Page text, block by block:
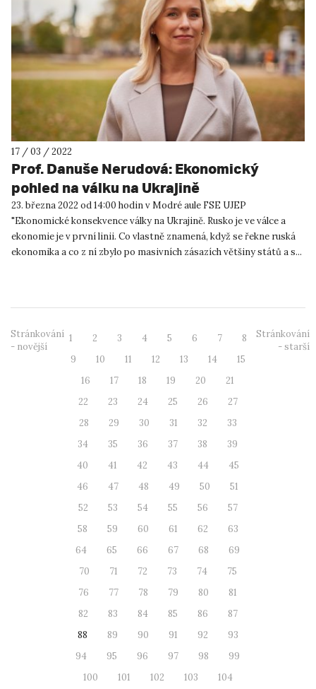
17 / 03 / 2022
Prof. Danuše Nerudová: Ekonomický
pohled na válku na Ukrajině
23. března 2022 od 14:00 hodin v Modré aule FSE UJEP
"Ekonomické konsekvence války na Ukrajině. Rusko je ve válce a
ekonomie je v první linii. Co vlastně znamená, když se řekne ruská
ekonomika a co z ní zbylo po masivních zásazích většiny států a s...
Stránkování
- novější
1 2 3 4 5 6 7
8
9
10 11 12 13 14
15
16
17 18 19 20
21
22
23 24 25 26
27
28
29 30 31 32
33
34
35 36 37 38
39
40
41 42 43 44
45
46
47 48 49 50
51
52
53 54 55 56
57
58
59 60 61 62
63
64
65 66 67 68
69
70
71 72 73 74
75
76
77 78 79 80
81
82
83 84 85 86
87
88
89 90 91 92
93
94
95 96 97 98
99
100
101 102 103
104
Stránkování
- starší